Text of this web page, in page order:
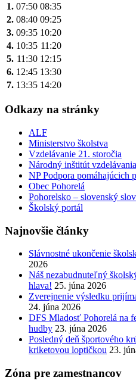
1. 07:50 08:35
2. 08:40 09:25
3. 09:35 10:20
4. 10:35 11:20
5. 11:30 12:15
6. 12:45 13:30
7. 13:35 14:20
Odkazy na stránky
ALF
Ministerstvo školstva
Vzdelávanie 21. storočia
Národný inštitút
NP Podpora pomáhajúcich
Obec Pohorelá
Pohorelsko – slovenský
Školský portál
Najnovšie články
Slávnostné ukončenie
2026
Náš nezabudnuteľný
hlava! 25. júna 2026
Zverejnenie výsledku
24. júna 2026
DFS Mladosť Pohorelá na
hudby 23. júna 2026
Posledný deň športového
kriketovou loptičkou 23.
Zóna pre zamestnancov